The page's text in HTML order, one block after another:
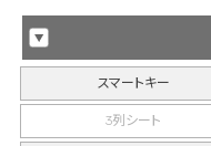
スマートキー
3列シート